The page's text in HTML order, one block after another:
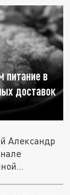
питание в
доставок
Александр